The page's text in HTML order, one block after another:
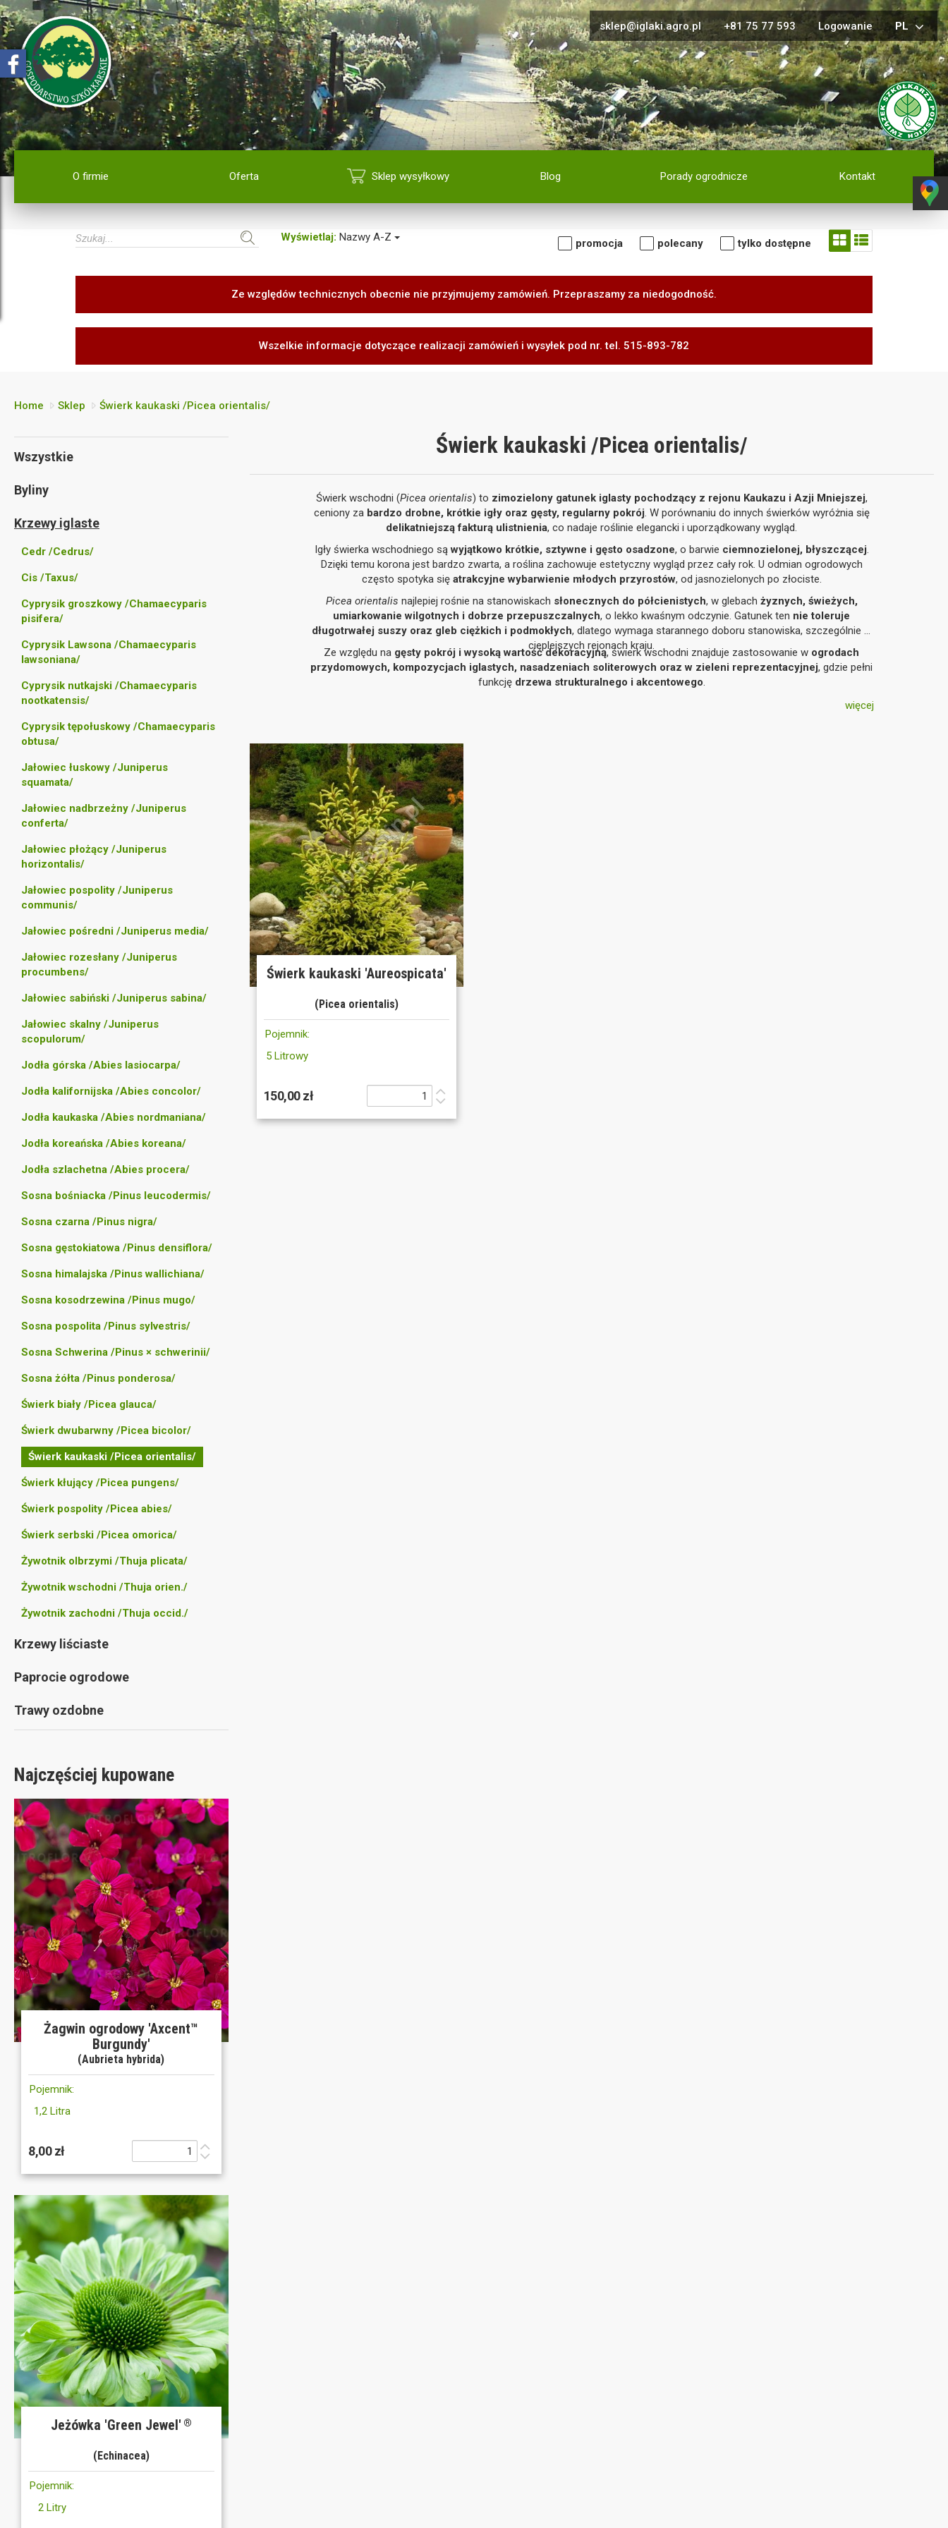
sklep@iglaki.agro.pl +81 75 77 593 Logowanie PL
O firmie Oferta Sklep wysyłkowy Blog Porady ogrodnicze Kontakt
Wyświetlaj: Nazwy A-Z promocja polecany tylko dostępne
Ze względów technicznych obecnie nie przyjmujemy zamówień. Przepraszamy za niedogodność.
Wszelkie informacje dotyczące realizacji zamówień i wysyłek pod nr. tel. 515-893-782
Home Sklep Świerk kaukaski /Picea orientalis/
Wszystkie
Byliny
Krzewy iglaste
Cedr /Cedrus/
Cis /Taxus/
Cyprysik groszkowy /Chamaecyparis
pisifera/
Cyprysik Lawsona /Chamaecyparis
lawsoniana/
Cyprysik nutkajski /Chamaecyparis
nootkatensis/
Cyprysik tępołuskowy /Chamaecyparis
obtusa/
Jałowiec łuskowy /Juniperus
squamata/
Jałowiec nadbrzeżny /Juniperus
conferta/
Jałowiec płożący /Juniperus
horizontalis/
Jałowiec pospolity /Juniperus
communis/
Jałowiec pośredni /Juniperus media/
Jałowiec rozesłany /Juniperus
procumbens/
Jałowiec sabiński /Juniperus sabina/
Jałowiec skalny /Juniperus
scopulorum/
Jodła górska /Abies lasiocarpa/
Jodła kalifornijska /Abies concolor/
Jodła kaukaska /Abies nordmaniana/
Jodła koreańska /Abies koreana/
Jodła szlachetna /Abies procera/
Sosna bośniacka /Pinus leucodermis/
Sosna czarna /Pinus nigra/
Sosna gęstokiatowa /Pinus densiflora/
Sosna himalajska /Pinus wallichiana/
Sosna kosodrzewina /Pinus mugo/
Sosna pospolita /Pinus sylvestris/
Sosna Schwerina /Pinus × schwerinii/
Sosna żółta /Pinus ponderosa/
Świerk biały /Picea glauca/
Świerk dwubarwny /Picea bicolor/
Świerk kaukaski /Picea orientalis/
Świerk kłujący /Picea pungens/
Świerk pospolity /Picea abies/
Świerk serbski /Picea omorica/
Żywotnik olbrzymi /Thuja plicata/
Żywotnik wschodni /Thuja orien./
Żywotnik zachodni /Thuja occid./
Krzewy liściaste
Paprocie ogrodowe
Trawy ozdobne
Najczęściej kupowane
Żagwin ogrodowy 'Axcent™
Burgundy'
(Aubrieta hybrida)
Pojemnik:
1,2 Litra
8,00 zł
Jeżówka 'Green Jewel' ®
(Echinacea)
Pojemnik:
2 Litry
Świerk kaukaski /Picea orientalis/
Świerk wschodni (Picea orientalis) to zimozielony gatunek iglasty pochodzący z rejonu Kaukazu i Azji Mniejszej,
ceniony za bardzo drobne, krótkie igły oraz gęsty, regularny pokrój. W porównaniu do innych świerków wyróżnia się
delikatniejszą fakturą ulistnienia, co nadaje roślinie elegancki i uporządkowany wygląd.
Igły świerka wschodniego sąwyjątkowo krótkie, sztywne i gęsto osadzone, o barwie ciemnozielonej, błyszczącej.
Dzięki temu korona jest bardzo zwarta, a roślina zachowuje estetyczny wygląd przez cały rok. U odmian ogrodowych
często spotyka się atrakcyjne wybarwienie młodych przyrostów, od jasnozielonych po złociste.
Picea orientalis najlepiej rośnie na stanowiskach słonecznych do półcienistych, w glebach żyznych, świeżych,
umiarkowanie wilgotnych i dobrze przepuszczalnych, o lekko kwaśnym odczynie. Gatunek ten nie toleruje
długotrwałej suszy oraz gleb ciężkich i podmokłych, dlatego wymaga starannego doboru stanowiska, szczególnie w
cieplejszych rejonach kraju.
Ze względu na gęsty pokrój i wysoką wartość dekoracyjną, świerk wschodni znajduje zastosowanie w ogrodach
przydomowych, kompozycjach iglastych, nasadzeniach soliterowych oraz w zieleni reprezentacyjnej, gdzie pełni
funkcję drzewa strukturalnego i akcentowego.
więcej
Świerk kaukaski 'Aureospicata'
(Picea orientalis)
Pojemnik:
5 Litrowy
150,00 zł